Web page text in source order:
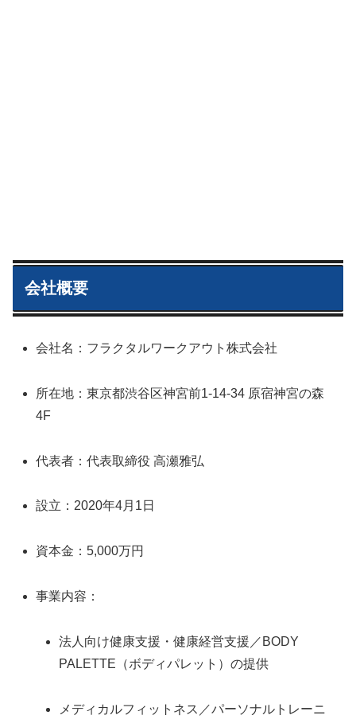
会社概要
会社名：フラクタルワークアウト株式会社
所在地：東京都渋谷区神宮前1-14-34 原宿神宮の森
4F
代表者：代表取締役 高瀬雅弘
設立：2020年4月1日
資本金：5,000万円
事業内容：
法人向け健康支援・健康経営支援／BODY
PALETTE（ボディパレット）の提供
メディカルフィットネス／パーソナルトレーニ